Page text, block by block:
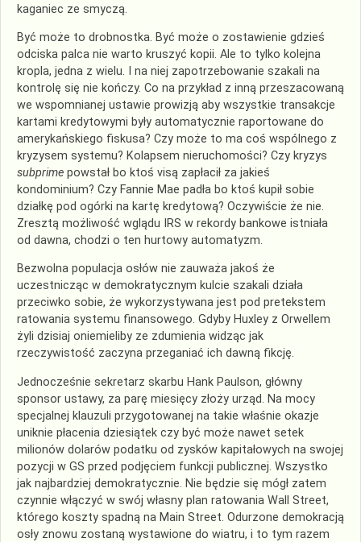
kaganiec ze smyczą.
Być może to drobnostka. Być może o zostawienie gdzieś
odciska palca nie warto kruszyć kopii. Ale to tylko kolejna
kropla, jedna z wielu. I na niej zapotrzebowanie szakali na
kontrolę się nie kończy. Co na przykład z inną przeszacowaną
we wspomnianej ustawie prowizją aby wszystkie transakcje
kartami kredytowymi były automatycznie raportowane do
amerykańskiego fiskusa? Czy może to ma coś wspólnego z
kryzysem systemu? Kolapsem nieruchomości? Czy kryzys
subprime powstał bo ktoś visą zapłacił za jakieś
kondominium? Czy Fannie Mae padła bo ktoś kupił sobie
działkę pod ogórki na kartę kredytową? Oczywiście że nie.
Zresztą możliwość wglądu IRS w rekordy bankowe istniała
od dawna, chodzi o ten hurtowy automatyzm.
Bezwolna populacja osłów nie zauważa jakoś że
uczestnicząc w demokratycznym kulcie szakali działa
przeciwko sobie, że wykorzystywana jest pod pretekstem
ratowania systemu finansowego. Gdyby Huxley z Orwellem
żyli dzisiaj oniemieliby ze zdumienia widząc jak
rzeczywistość zaczyna przeganiać ich dawną fikcję.
Jednocześnie sekretarz skarbu Hank Paulson, główny
sponsor ustawy, za parę miesięcy złoży urząd. Na mocy
specjalnej klauzuli przygotowanej na takie właśnie okazje
uniknie płacenia dziesiątek czy być może nawet setek
milionów dolarów podatku od zysków kapitałowych na swojej
pozycji w GS przed podjęciem funkcji publicznej. Wszystko
jak najbardziej demokratycznie. Nie będzie się mógł zatem
czynnie włączyć w swój własny plan ratowania Wall Street,
którego koszty spadną na Main Street. Odurzone demokracją
osły znowu zostaną wystawione do wiatru, i to tym razem